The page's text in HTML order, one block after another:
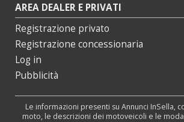
AREA DEALER E PRIVATI
Registrazione privato
Registrazione concessionaria
Log in
Pubblicità
Le informazioni presenti su Annunci InSella,
moto, le descrizioni dei motoveicoli e le